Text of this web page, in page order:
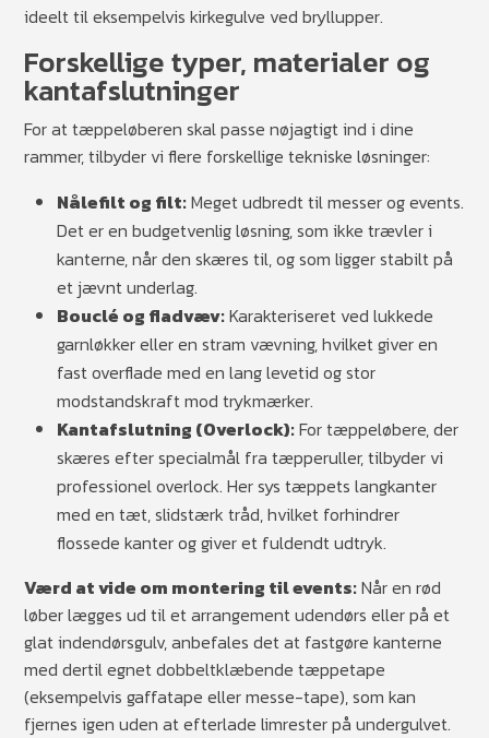
ideelt til eksempelvis kirkegulve ved bryllupper.
Forskellige typer, materialer og
kantafslutninger
For at tæppeløberen skal passe nøjagtigt ind i dine
rammer, tilbyder vi flere forskellige tekniske løsninger:
Nålefilt og filt:Meget udbredt til messer og events.
Det er en budgetvenlig løsning, som ikke trævler i
kanterne, når den skæres til, og som ligger stabilt på
et jævnt underlag.
Bouclé og fladvæv:Karakteriseret ved lukkede
garnløkker eller en stram vævning, hvilket giver en
fast overflade med en lang levetid og stor
modstandskraft mod trykmærker.
Kantafslutning (Overlock):For tæppeløbere, der
skæres efter specialmål fra tæpperuller, tilbyder vi
professionel overlock. Her sys tæppets langkanter
med en tæt, slidstærk tråd, hvilket forhindrer
flossede kanter og giver et fuldendt udtryk.
Værd at vide om montering til events:Når en rød
løber lægges ud til et arrangement udendørs eller på et
glat indendørsgulv, anbefales det at fastgøre kanterne
med dertil egnet dobbeltklæbende tæppetape
(eksempelvis gaffatape eller messe-tape), som kan
fjernes igen uden at efterlade limrester på undergulvet.